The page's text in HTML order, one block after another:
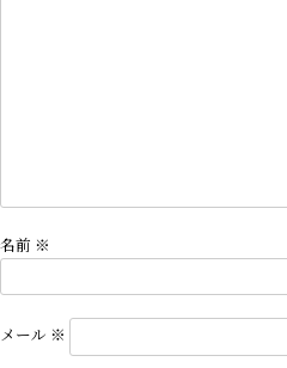
名前 ※
メール ※